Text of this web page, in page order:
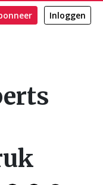
Inloggen